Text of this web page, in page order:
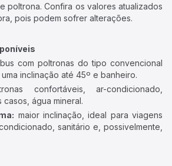
poltrona. Confira os valores atualizados
pois podem sofrer alterações.
com poltronas do tipo convencional
inclinação até 45º e banheiro.
confortáveis, ar-condicionado,
casos, água mineral.
maior inclinação, ideal para viagens
sanitário e, possivelmente,